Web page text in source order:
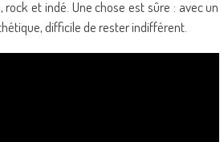
et indé. Une chose est sûre : avec un
difficile de rester indifférent.